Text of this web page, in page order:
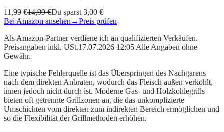
11,99 €14,99 €Du sparst 3,00 €
Bei Amazon ansehen →Preis prüfen
Als Amazon-Partner verdiene ich an qualifizierten Verkäufen.
Preisangaben inkl. USt.17.07.2026 12:05 Alle Angaben ohne
Gewähr.
Eine typische Fehlerquelle ist das Überspringen des Nachgarens
nach dem direkten Anbraten, wodurch das Fleisch außen verkohlt,
innen jedoch nicht durch ist. Moderne Gas- und Holzkohlegrills
bieten oft getrennte Grillzonen an, die das unkomplizierte
Umschichten vom direkten zum indirekten Bereich ermöglichen und
so die Flexibilität der Grillmethoden erhöhen.